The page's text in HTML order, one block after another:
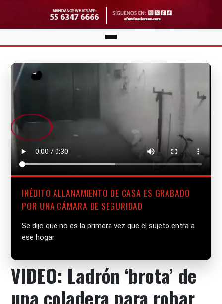
INÉDITO ALLANAMIENTO DE CASA ES GRABADO
POR UNA CÁMARA DE SEGURIDAD
Se dijo que no es la primera vez que el sujeto entra a
ese hogar
VIDEO: Ladrón ‘brota’ de
una coladera para robar